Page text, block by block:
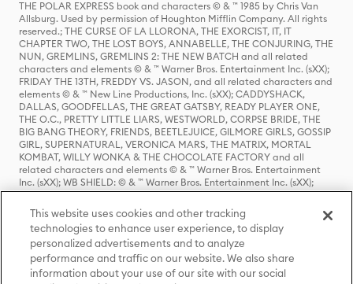
THE POLAR EXPRESS book and characters © & ™ 1985 by Chris Van
Allsburg. Used by permission of Houghton Mifflin Company. All rights
reserved.; THE CURSE OF LA LLORONA, THE EXORCIST, IT, IT
CHAPTER TWO, THE LOST BOYS, ANNABELLE, THE CONJURING, THE
NUN, GREMLINS, GREMLINS 2: THE NEW BATCH and all related
characters and elements © & ™ Warner Bros. Entertainment Inc. (sXX);
FRIDAY THE 13TH, FREDDY VS. JASON, and all related characters and
elements © & ™ New Line Productions, Inc. (sXX); CADDYSHACK,
DALLAS, GOODFELLAS, THE GREAT GATSBY, READY PLAYER ONE,
THE O.C., PRETTY LITTLE LIARS, WESTWORLD, CORPSE BRIDE, THE
BIG BANG THEORY, FRIENDS, BEETLEJUICE, GILMORE GIRLS, GOSSIP
GIRL, SUPERNATURAL, VERONICA MARS, THE MATRIX, MORTAL
KOMBAT, WILLY WONKA & THE CHOCOLATE FACTORY and all
related characters and elements © & ™ Warner Bros. Entertainment
Inc. (sXX); WB SHIELD: © & ™ Warner Bros. Entertainment Inc. (sXX);
HOUSE OF THE DRAGON, GAME OF THRONES, and all related
characters and elements © & ™ Home Box Office, Inc. (sXX); CHILLING
ADVENTURES OF SABRINA, RIVERDALE © & ™ Warner Bros.
Entertainment Inc. Archie Comics and all related characters and
elements © & ™ Archie Comic Publications, Inc. Used with permission.
(sXX); SEINFELD and all related characters and elements © & ™ Castle
Rock Entertainment. (sXX); TED LASSO © & ™ Warner Bros.
This website uses cookies and other tracking
technologies to enhance user experience, to display
personalized advertisements and to analyze
performance and traffic on our website. We also share
information about your use of our site with our social